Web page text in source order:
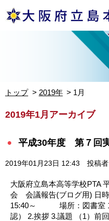
トップ 2019年 1月
2019年1月アーカイブ
平成30年度 第７回
2019年01月23日 12:43 投稿
大阪府立島本高等学校PTA
会 会議報告(ブログ用) 日
15:40～ 場所：図書室 1.
認） 2.挨拶 3.議題 （1）前